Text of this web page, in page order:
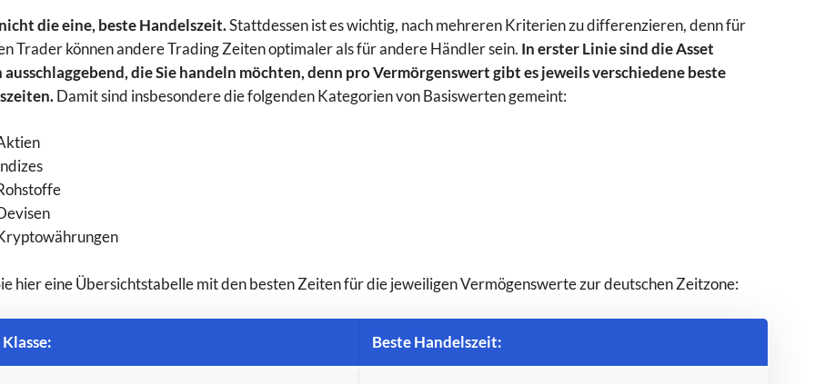
die eine, beste Handelszeit.Stattdessen ist es wichtig, nach mehreren Kriterien zu differenzieren, denn für
Trader können andere Trading Zeiten optimaler als für andere Händler sein. In erster Linie sind die Asset
ausschlaggebend, die Sie handeln möchten, denn pro Vermörgenswert gibt es jeweils verschiedene beste
Damit sind insbesondere die folgenden Kategorien von Basiswerten gemeint:
hier eine Übersichtstabelle mit den besten Zeiten für die jeweiligen Vermögenswerte zur deutschen Zeitzone:
Beste Handelszeit: